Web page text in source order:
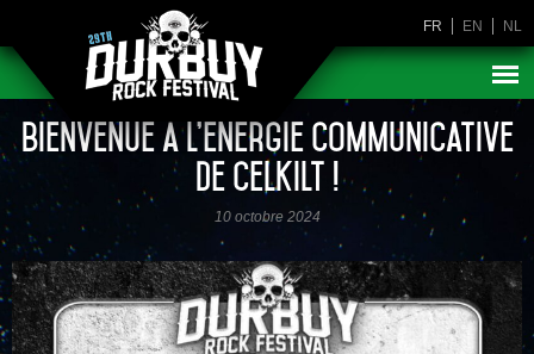
FR EN NL
Bienvenue à l’énergie communicative
de Celkilt !
10 octobre 2024